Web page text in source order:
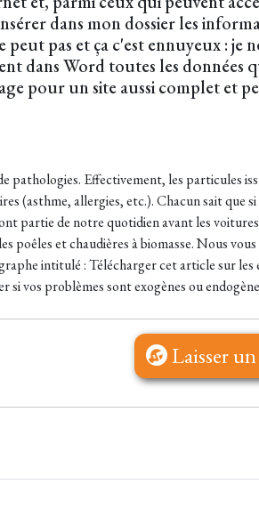
dans mon dossier les
pas et ça c'est ennuyeux : je
dans Word toutes les données
pour un site aussi complet et
Effectivement, les particules
(asthme, allergies, etc.). Chacun sait que
partie de notre quotidien avant les
et chaudières à biomasse. Nous
intitulé : Télécharger cet article sur
vos problèmes sont exogènes ou
Laisser